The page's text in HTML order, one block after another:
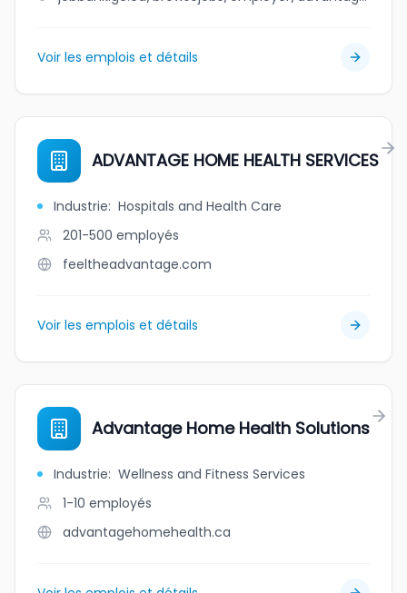
Voir les emplois et détails
ADVANTAGE HOME HEALTH SERVICES
Industrie: Hospitals and Health Care
201-500 employés
feeltheadvantage.com
Voir les emplois et détails
Advantage Home Health Solutions
Industrie: Wellness and Fitness Services
1-10 employés
advantagehomehealth.ca